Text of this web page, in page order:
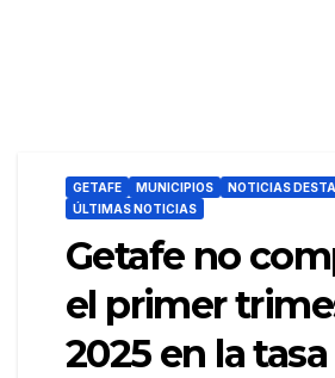
GETAFE MUNICIPIOS
NOTICIAS
ÚLTIMAS NOTICIAS
Getafe no
el primer
2025 en la